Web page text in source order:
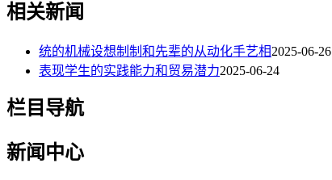
相关新闻
统的机械设想制制和先辈的从动化手艺相2025-06-26
表现学生的实践能力和贸易潜力2025-06-24
栏目导航
新闻中心